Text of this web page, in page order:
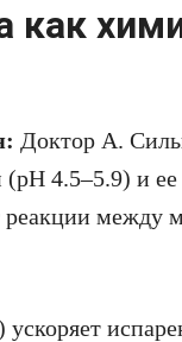
как
Доктор А.
4.5–5.9) и
реакции